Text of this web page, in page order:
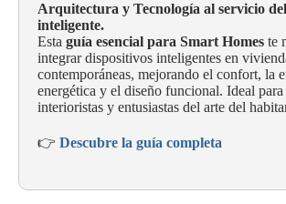
Arquitectura y Tecnología al servicio
inteligente.
Esta guía esencial para Smart Homes te
integrar dispositivos inteligentes en
contemporáneas, mejorando el confort, la
energética y el diseño funcional. Ideal para
interioristas y entusiastas del arte del
👉 Descubre la guía completa